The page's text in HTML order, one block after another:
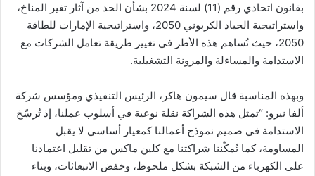
بقانون اتحادي رقم (11) لسنة 2024 بشأن الحد من آثار تغير المناخ،
واستراتيجية الحياد الكربوني 2050، واستراتيجية الإمارات للطاقة
2050، حيث تُساهم هذه الأطر في تغيير طريقة تعامل الشركات مع
الاستدامة والمساءلة والمرونة التشغيلية.
وبهذه المناسبة قال سيمون هاكر، الرئيس التنفيذي ومؤسس شركة
ألفا نيرو: “تمثل هذه الشراكة نقلة نوعية في أسلوب عملنا، إذ تُرسّخ
الاستدامة في صميم نموذج أعمالنا كمعيار أساسي لا يقبل
المساومة، كما تُمكّننا شراكتنا مع كلين ماكس من تقليل اعتمادنا
على الكهرباء من الشبكة بشكل ملحوظ، وخفض الانبعاثات، وبناء